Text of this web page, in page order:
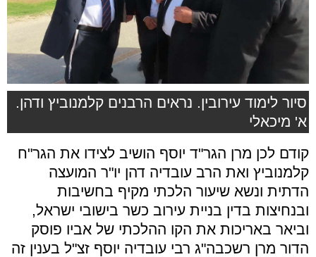
סיור לימוד עירובין. נראים הרבנים קלמנוביץ ודהן.
א' מיכאלי
קודם לכן מרן הגר"ד יוסף הושיב לצידו את הגר"ח
קלמנוביץ ואת הרב עובדיה דהן יו"ר המועצה
הדתית ונשא שיעור הלכתי מקיף בחשיבות
ובנחיצות בדין בניית עירוב כשר בישובי ישראל,
וביאר באריכות את הקו ההלכתי של אביו פוסק
הדור מרן רשכבה"ג רבי עובדיה יוסף זצ"ל בענין זה